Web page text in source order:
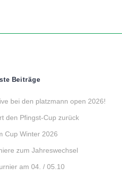
Beiträge
bei den platzmann open 2026!
den Pfingst-Cup zurück
Cup Winter 2026
zum Jahreswechsel
am 04. / 05.10